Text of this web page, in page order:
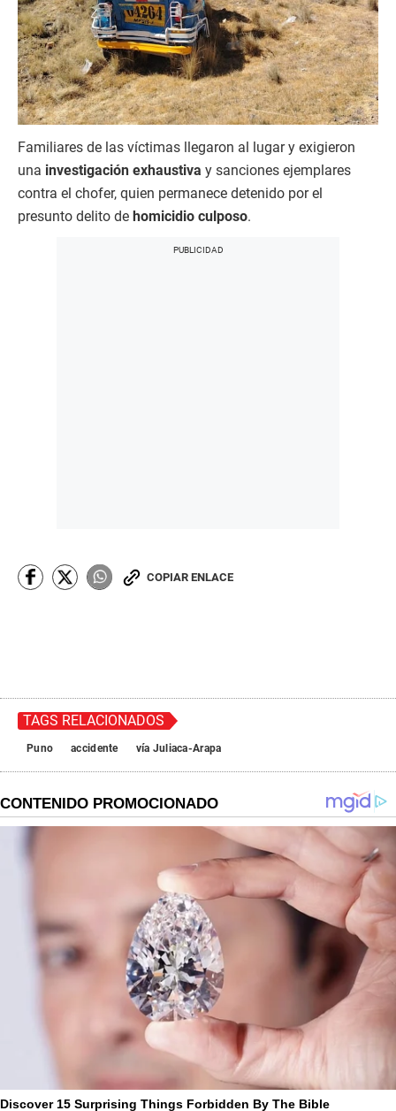
Familiares de las víctimas llegaron al lugar y exigieron
una investigación exhaustiva y sanciones ejemplares
contra el chofer, quien permanece detenido por el
presunto delito de homicidio culposo.
COPIAR ENLACE
TAGS RELACIONADOS
Puno accidente vía Juliaca-Arapa